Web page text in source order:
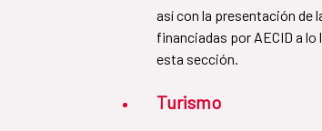
así con la presentación de
financiadas por AECID a
esta sección.
Turismo